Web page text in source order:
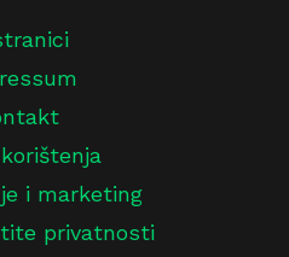
i marketing
privatnosti